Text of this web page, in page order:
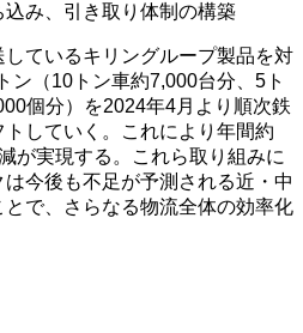
み、引き取り体制の構築
ているキリングループ製品を対
ン（10トン車約7,000台分、5ト
個分）を2024年4月より順次鉄
していく。これにより年間約
が実現する。これら取り組みに
今後も不足が予測される近・中
で、さらなる物流全体の効率化